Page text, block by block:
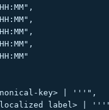
key> | '''",
label> |